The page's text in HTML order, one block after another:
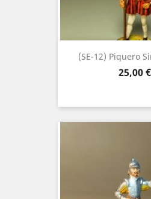
(SE-12) Piquero
Precio
25,00 €